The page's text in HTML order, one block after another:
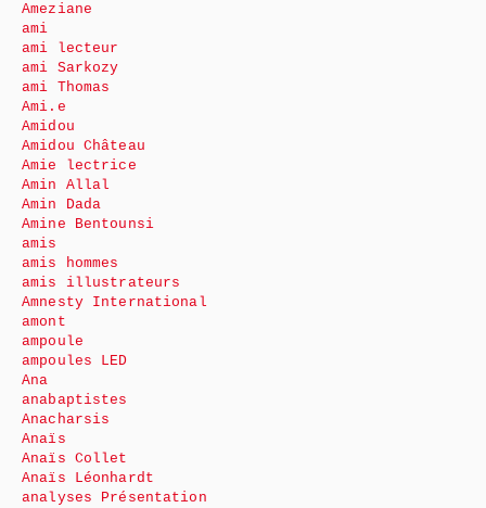
Ameziane
ami
ami lecteur
ami Sarkozy
ami Thomas
Ami.e
Amidou
Amidou Château
Amie lectrice
Amin Allal
Amin Dada
Amine Bentounsi
amis
amis hommes
amis illustrateurs
Amnesty International
amont
ampoule
ampoules LED
Ana
anabaptistes
Anacharsis
Anaïs
Anaïs Collet
Anaïs Léonhardt
analyses Présentation